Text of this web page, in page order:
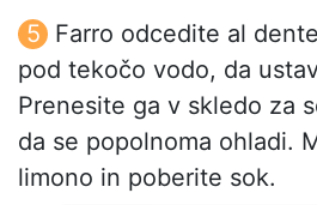
Farro odcedite al
pod tekočo vodo, da
Prenesite ga v skledo za
da se popolnoma ohladi.
limono in poberite sok.